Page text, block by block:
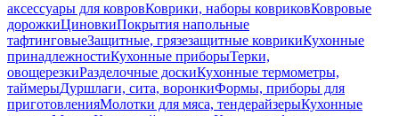
аксессуары для ковровКоврики, наборы ковриковКовровые
дорожкиЦиновкиПокрытия напольные
тафтинговыеЗащитные, грязезащитные коврикиКухонные
принадлежностиКухонные приборыТерки,
овощерезкиРазделочные доскиКухонные термометры,
таймерыДуршлаги, сита, воронкиФормы, приборы для
приготовленияМолотки для мяса, тендерайзерыКухонные